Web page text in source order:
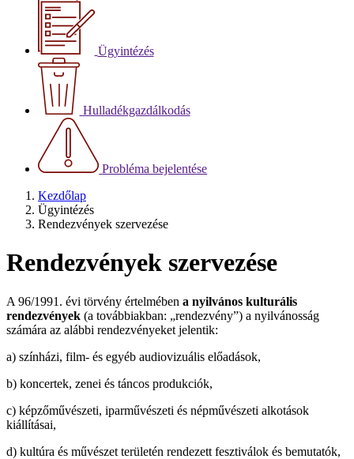
Ügyintézés
Hulladékgazdálkodás
Probléma bejelentése
Kezdőlap
Ügyintézés
Rendezvények szervezése
Rendezvények szervezése
A 96/1991. évi törvény értelmében a nyilvános kulturális
rendezvények (a továbbiakban: „rendezvény”) a nyilvánosság
számára az alábbi rendezvényeket jelentik:
a) színházi, film- és egyéb audiovizuális előadások,
b) koncertek, zenei és táncos produkciók,
c) képzőművészeti, iparművészeti és népművészeti alkotások
kiállításai,
d) kultúra és művészet területén rendezett fesztiválok és bemutatók,